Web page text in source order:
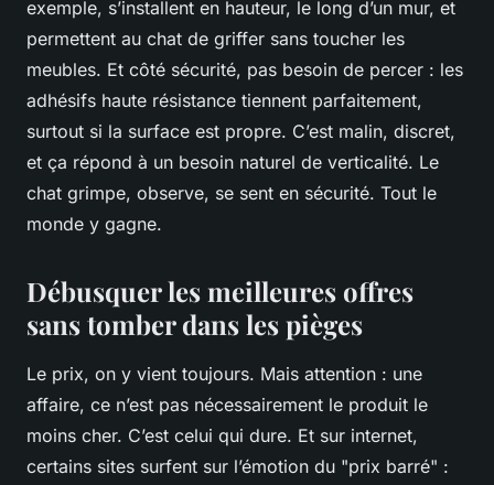
exemple, s’installent en hauteur, le long d’un mur, et
permettent au chat de griffer sans toucher les
meubles. Et côté sécurité, pas besoin de percer : les
adhésifs haute résistance tiennent parfaitement,
surtout si la surface est propre. C’est malin, discret,
et ça répond à un besoin naturel de verticalité. Le
chat grimpe, observe, se sent en sécurité. Tout le
monde y gagne.
Débusquer les meilleures offres
sans tomber dans les pièges
Le prix, on y vient toujours. Mais attention : une
affaire, ce n’est pas nécessairement le produit le
moins cher. C’est celui qui dure. Et sur internet,
certains sites surfent sur l’émotion du "prix barré" :